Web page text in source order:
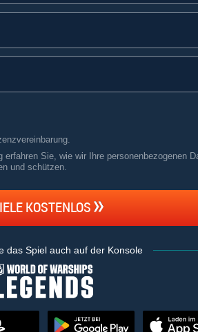
.
erfahren Sie, wie wir Ihre personenbezogenen
und schützen.
KOSTENLOS
das Spiel auch auf der Konsole